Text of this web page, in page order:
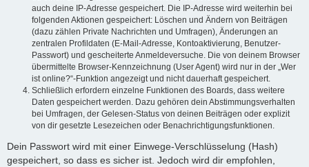
auch deine IP-Adresse gespeichert. Die IP-Adresse wird weiterhin bei
folgenden Aktionen gespeichert: Löschen und Ändern von Beiträgen
(dazu zählen Private Nachrichten und Umfragen), Änderungen an
zentralen Profildaten (E-Mail-Adresse, Kontoaktivierung, Benutzer-
Passwort) und gescheiterte Anmeldeversuche. Die von deinem Browser
übermittelte Browser-Kennzeichnung (User Agent) wird nur in der „Wer
ist online?“-Funktion angezeigt und nicht dauerhaft gespeichert.
Schließlich erfordern einzelne Funktionen des Boards, dass weitere
Daten gespeichert werden. Dazu gehören dein Abstimmungsverhalten
bei Umfragen, der Gelesen-Status von deinen Beiträgen oder explizit
von dir gesetzte Lesezeichen oder Benachrichtigungsfunktionen.
Dein Passwort wird mit einer Einwege-Verschlüsselung (Hash)
gespeichert, so dass es sicher ist. Jedoch wird dir empfohlen,